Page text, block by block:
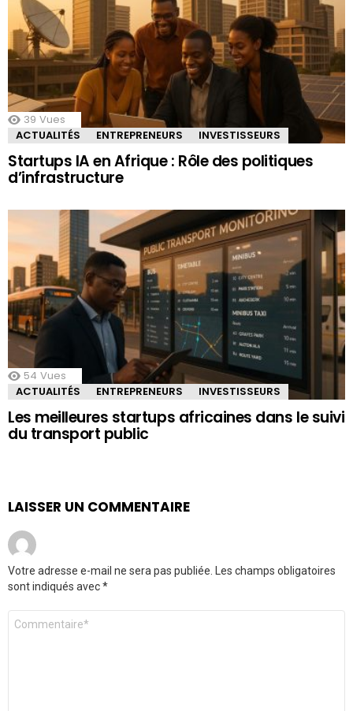
39 Vues
ACTUALITÉS
ENTREPRENEURS INVESTISSEURS
Startups IA en Afrique : Rôle des politiques
d’infrastructure
54 Vues
ACTUALITÉS
ENTREPRENEURS INVESTISSEURS
Les meilleures startups africaines dans le suivi
du transport public
LAISSER UN COMMENTAIRE
Votre adresse e-mail ne sera pas publiée.
Les champs obligatoires
sont indiqués avec*
Commentaire